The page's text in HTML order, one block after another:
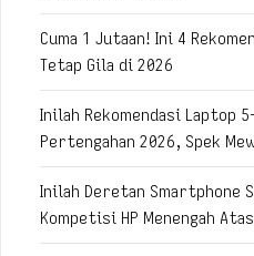
Cuma 1 Jutaan! Ini 4
Tetap Gila di 2026
Inilah Rekomendasi Laptop
Pertengahan 2026, Spek
Inilah Deretan Smartphone
Kompetisi HP Menengah